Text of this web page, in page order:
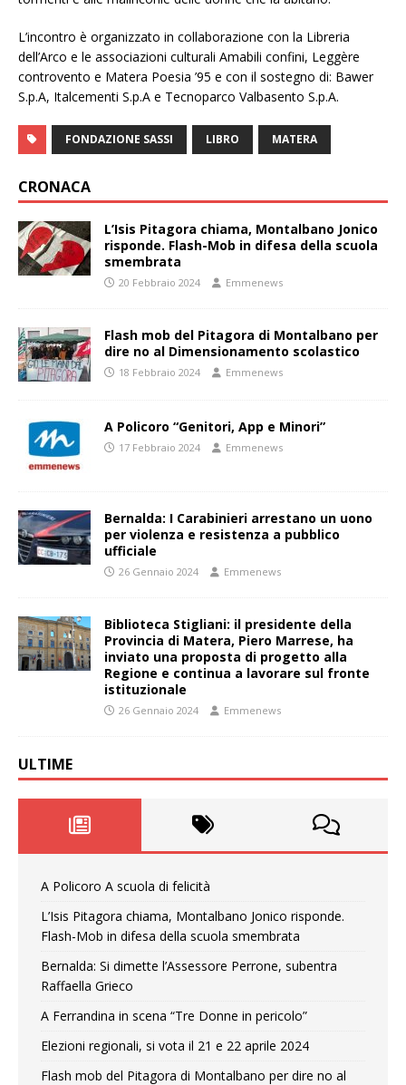
L’incontro è organizzato in collaborazione con la Libreria
dell’Arco e le associazioni culturali Amabili confini, Leggère
controvento e Matera Poesia ’95 e con il sostegno di: Bawer
S.p.A, Italcementi S.p.A e Tecnoparco Valbasento S.p.A.
FONDAZIONE SASSI LIBRO MATERA
CRONACA
L’Isis Pitagora chiama, Montalbano Jonico
risponde. Flash-Mob in difesa della scuola
smembrata
20 Febbraio 2024 Emmenews
Flash mob del Pitagora di Montalbano per
dire no al Dimensionamento scolastico
18 Febbraio 2024 Emmenews
A Policoro “Genitori, App e Minori”
17 Febbraio 2024 Emmenews
Bernalda: I Carabinieri arrestano un uono
per violenza e resistenza a pubblico
ufficiale
26 Gennaio 2024 Emmenews
Biblioteca Stigliani: il presidente della
Provincia di Matera, Piero Marrese, ha
inviato una proposta di progetto alla
Regione e continua a lavorare sul fronte
istituzionale
26 Gennaio 2024 Emmenews
ULTIME
A Policoro A scuola di felicità
L’Isis Pitagora chiama, Montalbano Jonico risponde.
Flash-Mob in difesa della scuola smembrata
Bernalda: Si dimette l’Assessore Perrone, subentra
Raffaella Grieco
A Ferrandina in scena “Tre Donne in pericolo”
Elezioni regionali, si vota il 21 e 22 aprile 2024
Flash mob del Pitagora di Montalbano per dire no al